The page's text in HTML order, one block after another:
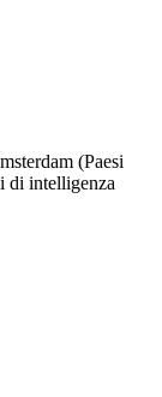
(Paesi
di intelligenza